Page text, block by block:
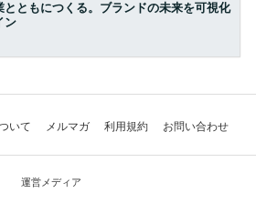
とともにつくる。ブランドの未来を可視化
ン
いて メルマガ 利用規約 お問い合わせ
運営メディア